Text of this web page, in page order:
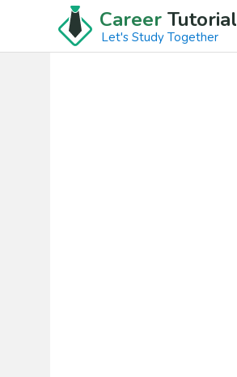
Career Tutorial
Let's Study Together